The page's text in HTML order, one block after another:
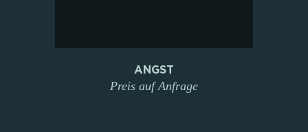
ANGST
Preis auf Anfrage